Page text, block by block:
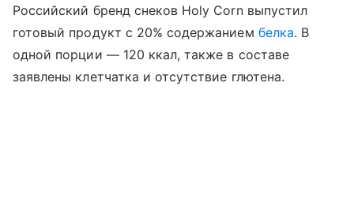
Российский бренд снеков Holy Corn выпустил
готовый продукт с 20% содержанием белка. В
одной порции — 120 ккал, также в составе
заявлены клетчатка и отсутствие глютена.